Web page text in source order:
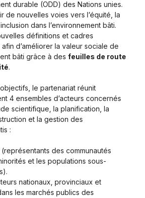
durable (ODD) des Nations unies.
de nouvelles voies vers l’équité, la
dans l’environnement bâti.
définitions et cadres
afin d’améliorer la valeur sociale de
bâti grâce à des feuilles de route
.
le partenariat réunit
4 ensembles d’acteurs concernés
scientifique, la planification, la
et la gestion des
:
des communautés
et les populations sous-
nationaux, provinciaux et
les marchés publics des